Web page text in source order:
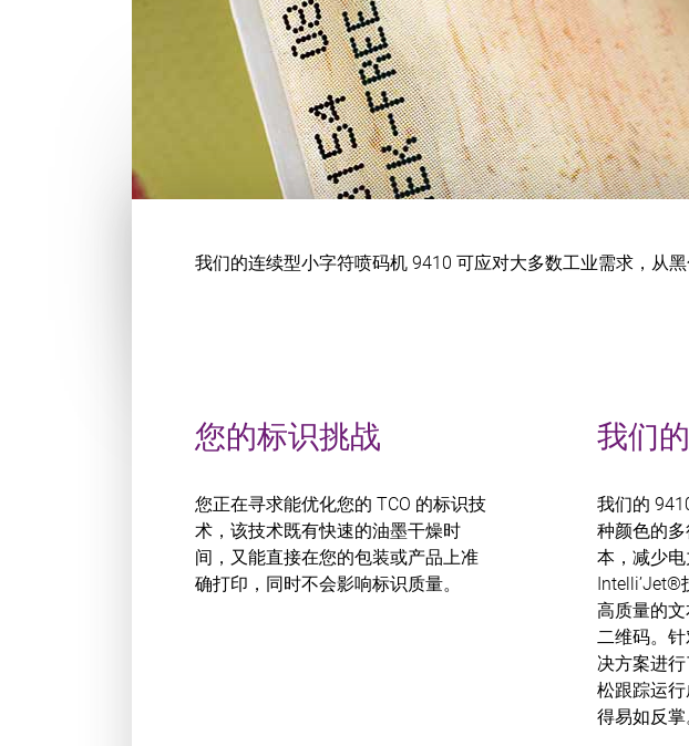
我们的连续型小字符喷码机 9410 可应对大多数工业需求，从
您的标识挑战
您正在寻求能优化您的 TCO 的标识技
术，该技术既有快速的油墨干燥时
间，又能直接在您的包装或产品上准
确打印，同时不会影响标识质量。
我们
我们的
种颜色的
本，减少
Intelli’Jet®
高质量的
二维码。
决方案进
松跟踪运
得易如反掌